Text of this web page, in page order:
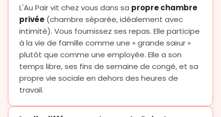
L'Au Pair vit chez vous dans sa propre chambre
privée (chambre séparée, idéalement avec
intimité). Vous fournissez ses repas. Elle participe
à la vie de famille comme une « grande sœur »
plutôt que comme une employée. Elle a son
temps libre, ses fins de semaine de congé, et sa
propre vie sociale en dehors des heures de
travail.